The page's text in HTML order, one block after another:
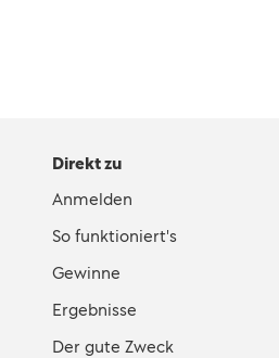
Direkt zu
Anmelden
So funktioniert's
Gewinne
Ergebnisse
Der gute Zweck